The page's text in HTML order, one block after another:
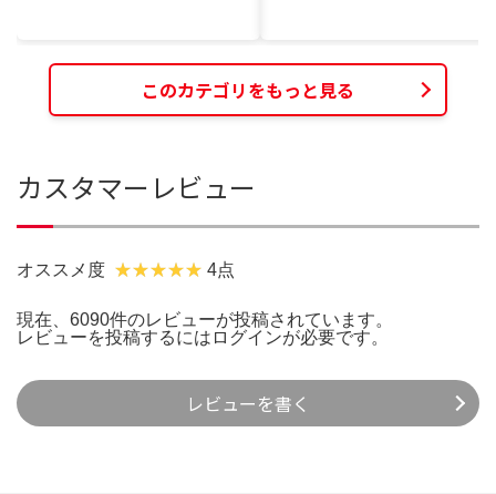
このカテゴリをもっと見る
カスタマーレビュー
オススメ度 4点
現在、6090件のレビューが投稿されています。
レビューを投稿するには ログインが必要です。
レビューを書く